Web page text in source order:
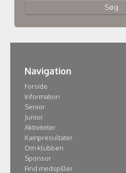
Navigation
Forside
Information
Senior
Junior
Aktiviteter
Kampresultater
Om klubben
Sponsor
Find medspiller